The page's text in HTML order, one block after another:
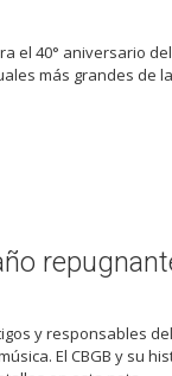
el 40° aniversario
más grandes de
y responsables
El CBGB y su